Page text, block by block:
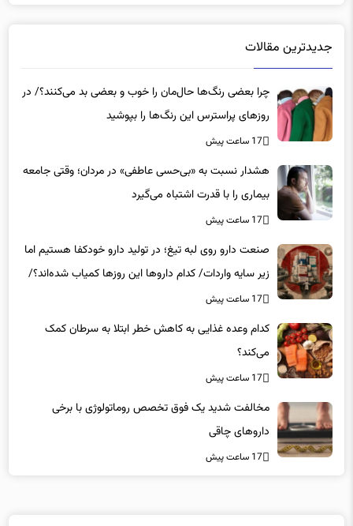
چرا بعضی رنگ‌ها حال‌مان را خوب و بعضی بد می‌کنند؟/ در
روزهای پراسترس این رنگ‌ها را بپوشید
17 ساعت پیش
هشدار نسبت به «بی‌حسی عاطفی» در مردان؛ وقتی جامعه
بیماری را با قدرت اشتباه می‌گیرد
17 ساعت پیش
صنعت دارو روی لبه تیغ؛ در تولید دارو خودکفا هستیم اما
زیر سایه واردات/ کدام داروها این روزها کمیاب شده‌اند؟/
«کشور سه ماه ذخیره دارویی دارد»
17 ساعت پیش
کدام وعده غذایی به کاهش خطر ابتلا به سرطان کمک
می‌کند؟
17 ساعت پیش
مخالفت شدید یک فوق تخصص روماتولوژی با برخی
داروهای چاقی
17 ساعت پیش